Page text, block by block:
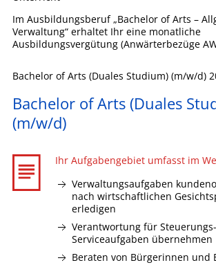
Im Ausbildungsberuf „Bachelor of Arts –
Verwaltung“ erhaltet Ihr eine monatliche
Ausbildungsvergütung (Anwärterbezüge
Bachelor of Arts (Duales Studium) (m/w/d)
Bachelor of Arts (Duales
(m/w/d)
Ihr Aufgabengebiet umfasst im
Verwaltungsaufgaben
nach wirtschaftlichen
erledigen
Verantwortung für
Serviceaufgaben übernehmen
Beraten von Bürgerinnen und